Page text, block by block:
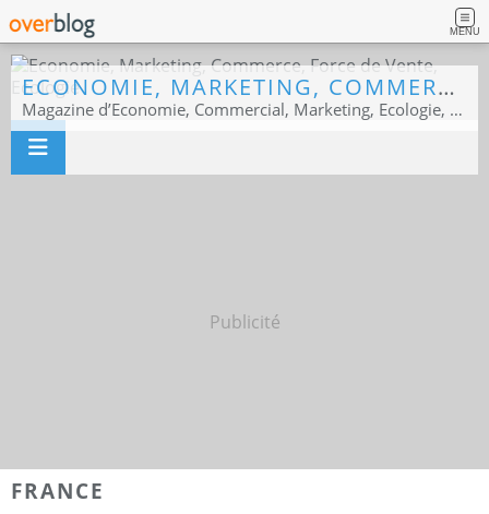
MENU
ECONOMIE, MARKETING, COMMERCE, FORCE DE VENTE, ECOLOGIE
Magazine d’Economie, Commercial, Marketing, Ecologie, Sport business
Publicité
FRANCE